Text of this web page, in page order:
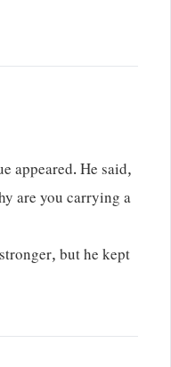
appeared. He said,
are you carrying a
but he kept